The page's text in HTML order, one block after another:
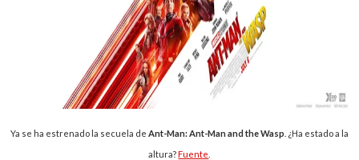
Ya se ha estrenado la secuela de Ant-Man: Ant-Man and the Wasp . ¿Ha estado a la
altura?Fuente